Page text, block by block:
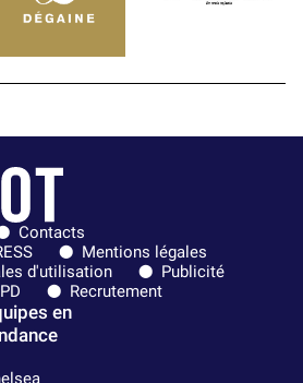
Contacts
Mentions légales
d'utilisation
Publicité
Recrutement
en